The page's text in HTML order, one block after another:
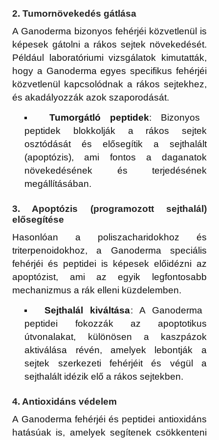
2.Tumornövekedés gátlása
A Ganoderma bizonyos fehérjéi közvetlenül is
képesek gátolni a rákos sejtek növekedését.
Például laboratóriumi vizsgálatok kimutatták,
hogy a Ganoderma egyes specifikus fehérjéi
közvetlenül kapcsolódnak a rákos sejtekhez,
és akadályozzák azok szaporodását.
Tumorgátló peptidek: Bizonyos
peptidek blokkolják a rákos sejtek
osztódását és elősegítik a sejthalált
(apoptózis), ami fontos a daganatok
növekedésének és terjedésének
megállításában.
3. Apoptózis (programozott sejthalál)
elősegítése
Hasonlóan a poliszacharidokhoz és
triterpenoidokhoz, a Ganoderma speciális
fehérjéi és peptidei is képesek előidézni az
apoptózist, ami az egyik legfontosabb
mechanizmus a rák elleni küzdelemben.
Sejthalál kiváltása: A Ganoderma
peptidei fokozzák az apoptotikus
útvonalakat, különösen a kaszpázok
aktiválása révén, amelyek lebontják a
sejtek szerkezeti fehérjéit és végül a
sejthalált idézik elő a rákos sejtekben.
4. Antioxidáns védelem
A Ganoderma fehérjéi és peptidei antioxidáns
hatásúak is, amelyek segítenek csökkenteni